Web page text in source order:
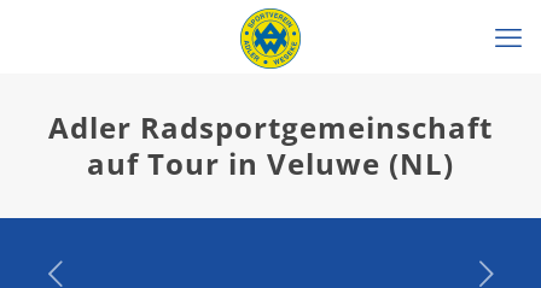
Adler Radsportgemeinschaft
auf Tour in Veluwe (NL)